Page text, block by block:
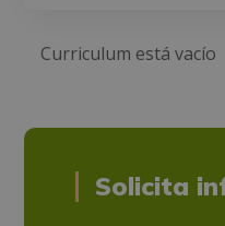
Curriculum está vacío
Solicita